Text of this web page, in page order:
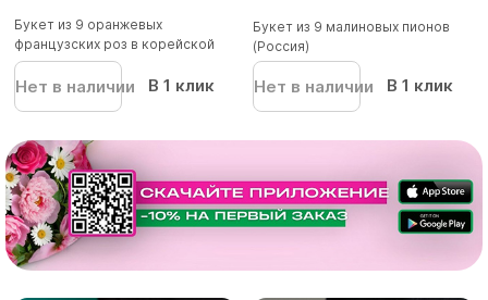
Букет из 9 оранжевых
французских роз в корейской
упаков...
Нет в наличии В 1 клик
Букет из 9 малиновых пионов
(Россия)
Нет в наличии В 1 клик